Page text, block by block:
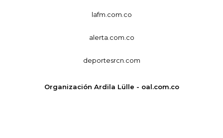
lafm.com.co
alerta.com.co
deportesrcn.com
Organización Ardila Lülle - oal.com.co